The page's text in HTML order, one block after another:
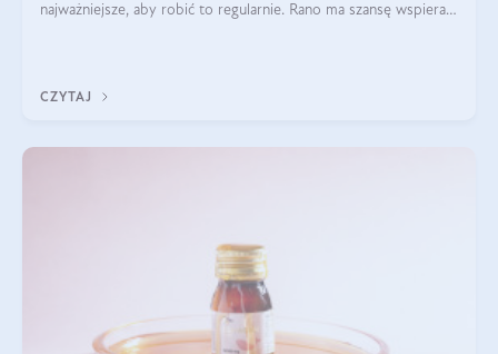
najważniejsze, aby robić to regularnie. Rano ma szansę wspierać
CZYTAJ